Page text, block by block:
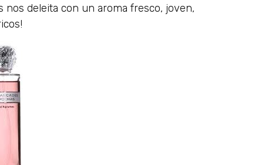
nos deleita con un aroma fresco, joven,